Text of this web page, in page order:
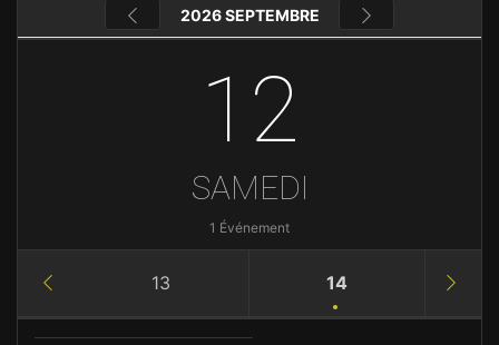
2026 SEPTEMBRE
12
SAMEDI
1 Événement
13 14